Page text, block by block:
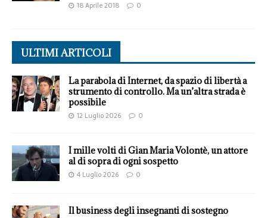
18 Aprile 2018 0
ULTIMI ARTICOLI
La parabola di Internet, da spazio di libertà a
strumento di controllo. Ma un’altra strada è
possibile
12 Luglio 2026 0
I mille volti di Gian Maria Volontè, un attore
al di sopra di ogni sospetto
4 Luglio 2026 0
Il business degli insegnanti di sostegno